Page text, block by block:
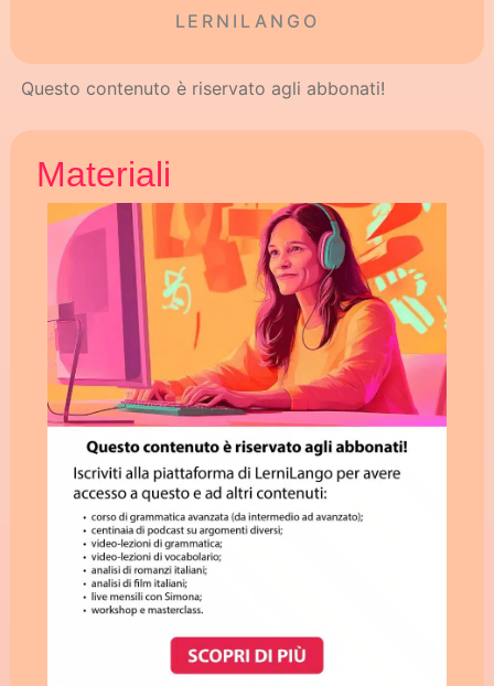
LERNILANGO
Questo contenuto è riservato agli abbonati!
Materiali